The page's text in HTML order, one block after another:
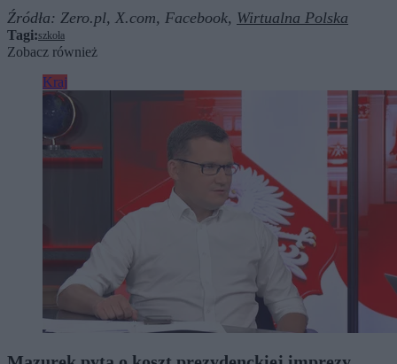
Źródła: Zero.pl, X.com, Facebook, Wirtualna Polska
Tagi:szkoła
Zobacz również
Kraj